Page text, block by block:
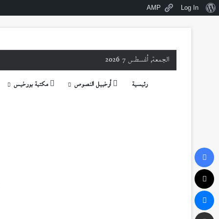
نبذةLog In
AMP
الجمعة, أغسطس 7 2026
رئيسية أرخبيل النصوص مكتبة بورخيس